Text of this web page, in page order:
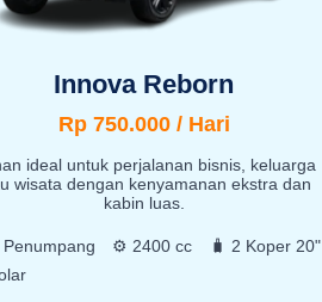
Innova Reborn
Rp 750.000 / Hari
ideal untuk perjalanan bisnis, keluarga
wisata dengan kenyamanan ekstra dan
kabin luas.
⚙️ 2400 cc
🧳 2 Koper 20"